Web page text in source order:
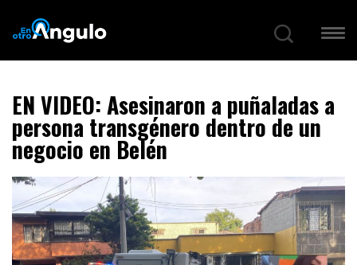
EN VIDEO: Asesinaron a puñaladas a
persona transgénero dentro de un
negocio en Belén